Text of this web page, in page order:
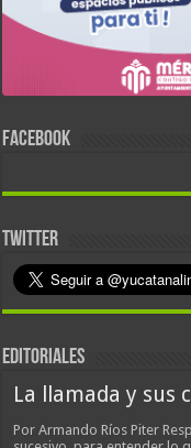
FACEBOOK
TWITTER
EDITORIALES
La llamada y sus
Por Armando Ríos Piter